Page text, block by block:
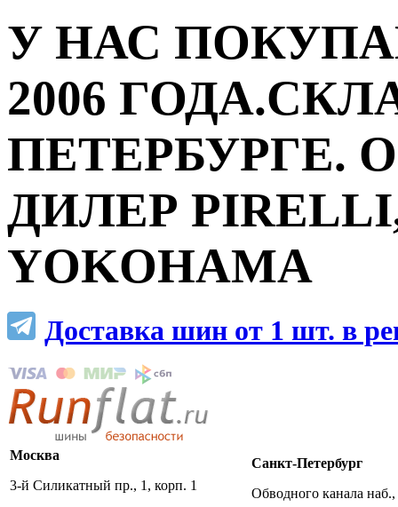
У НАС
2006
ПЕТЕРБУРГЕ.
ДИЛЕР
YOKOHAMA
Доставка шин от 1 шт. в
Москва
3-й Силикатный пр., 1, корп. 1
Санкт-Петербург
Обводного канала